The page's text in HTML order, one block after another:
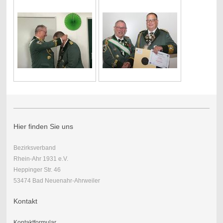
Hier finden Sie uns
Bezirksverband
Rhein-Ahr 1931 e.V.
Heppinger Str. 46
53474 Bad Neuenahr-Ahrweiler
Kontakt